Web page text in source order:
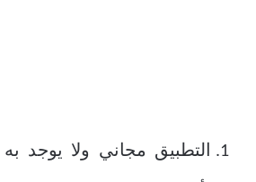
التطبيق مجاني ولا يوجد